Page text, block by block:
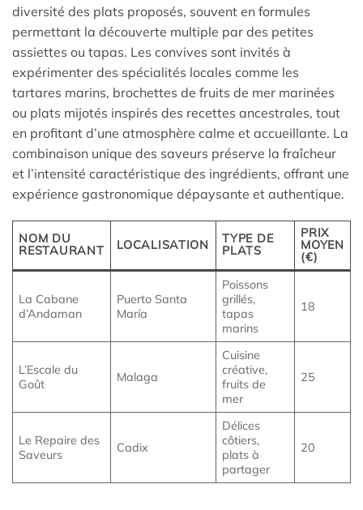
diversité des plats proposés, souvent en formules
permettant la découverte multiple par des petites
assiettes ou tapas. Les convives sont invités à
expérimenter des spécialités locales comme les
tartares marins, brochettes de fruits de mer marinées
ou plats mijotés inspirés des recettes ancestrales, tout
en profitant d’une atmosphère calme et accueillante. La
combinaison unique des saveurs préserve la fraîcheur
et l’intensité caractéristique des ingrédients, offrant une
expérience gastronomique dépaysante et authentique.
NOM DU
RESTAURANT
LOCALISATION
TYPE DE
PLATS
PRIX
MOYEN
(€)
La Cabane
d’Andaman
Puerto Santa
María
Poissons
grillés,
tapas
marins
18
L’Escale du
Goût
Malaga
Cuisine
créative,
fruits de
mer
25
Le Repaire des
Saveurs
Cadix
Délices
côtiers,
plats à
partager
20